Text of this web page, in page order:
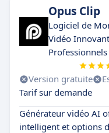
Opus Clip
Logiciel de
Vidéo
Professionnels
Version gratuite
Tarif sur demande
Générateur vidéo AI
intelligent et options